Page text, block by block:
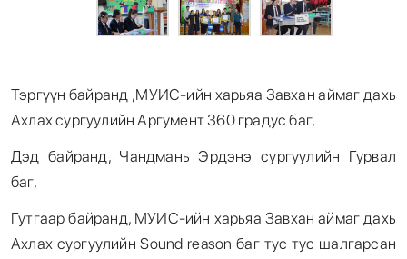
Тэргүүн байранд ,МУИС-ийн харьяа Завхан аймаг дахь
Ахлах сургуулийн Аргумент 360 градус баг,
Дэд байранд, Чандмань Эрдэнэ сургуулийн Гурвал
баг,
Гутгаар байранд, МУИС-ийн харьяа Завхан аймаг дахь
Ахлах сургуулийн Sound reason баг тус тус шалгарсан